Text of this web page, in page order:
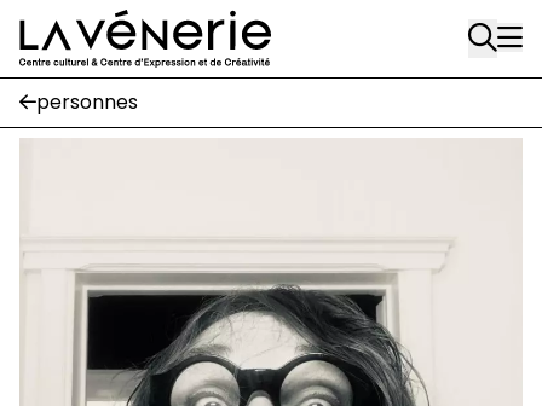
Aller au contenu principal
Écuries
Place Gilson, 3
suivez-nous
Journal Vénerie- version papier
personnes